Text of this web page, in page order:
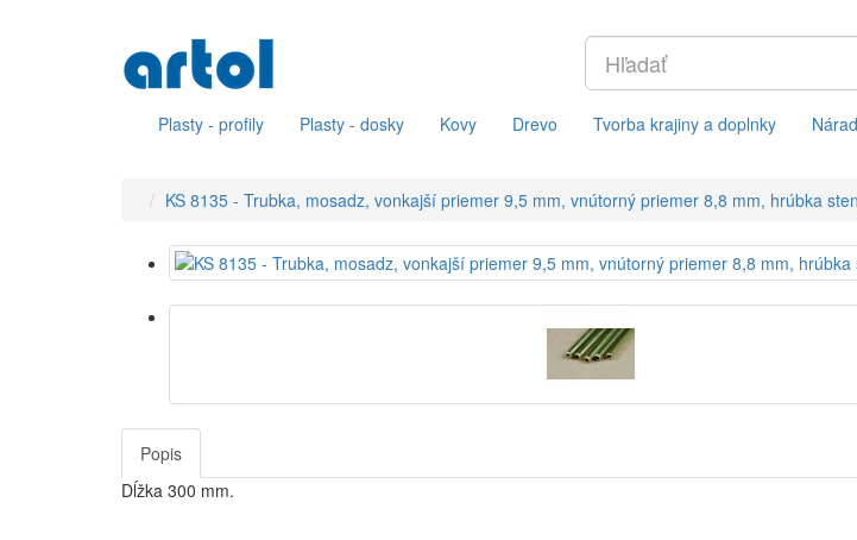
Plasty - profily Plasty - dosky Kovy Drevo Tvorba krajiny a doplnky
KS 8135 - Trubka, mosadz, vonkajší priemer 9,5 mm, vnútorný priemer 8,8 mm, hrúbka
Popis
Dĺžka 300 mm.